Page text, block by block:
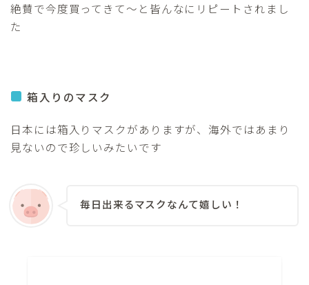
絶賛で今度買ってきて〜と皆んなにリピートされまし
た
箱入りのマスク
日本には箱入りマスクがありますが、海外ではあまり
見ないので珍しいみたいです
毎日出来るマスクなんて嬉しい！